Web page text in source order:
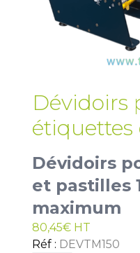
Dévidoirs
étiquettes
Dévidoirs
et pastilles
maximum
80,45€ HT
Réf : DEVTM150